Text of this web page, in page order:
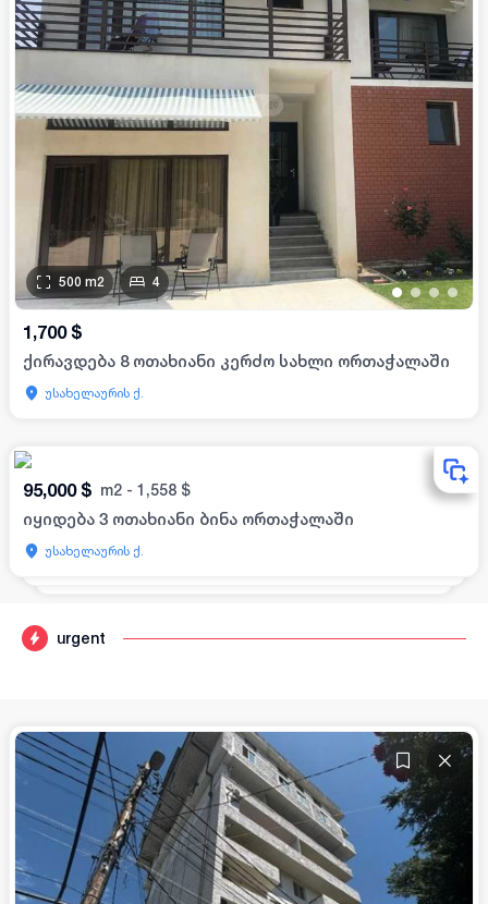
urgent
••••
500 m2 4
1,700 $
ქირავდება 8 ოთახიანი კერძო სახლი ორთაჭალაში
უსახელაურის ქ.
95,000 $ m2 - 1,558 $
იყიდება 3 ოთახიანი ბინა ორთაჭალაში
უსახელაურის ქ.